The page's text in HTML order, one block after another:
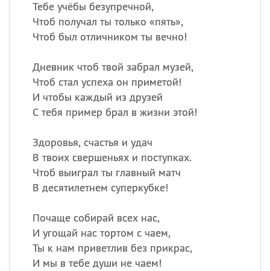
Тебе учёбы безупречной,
Чтоб получал ты только «пять»,
Чтоб был отличником ты вечно!
Дневник чтоб твой забрал музей,
Чтоб стал успеха он приметой!
И чтобы каждый из друзей
С тебя пример брал в жизни этой!
Здоровья, счастья и удач
В твоих свершеньях и поступках.
Чтоб выиграл ты главный матч
В десятилетнем суперкубке!
Почаще собирай всех нас,
И угощай нас тортом с чаем,
Ты к нам приветлив без прикрас,
И мы в тебе души не чаем!
Посмотреть значение